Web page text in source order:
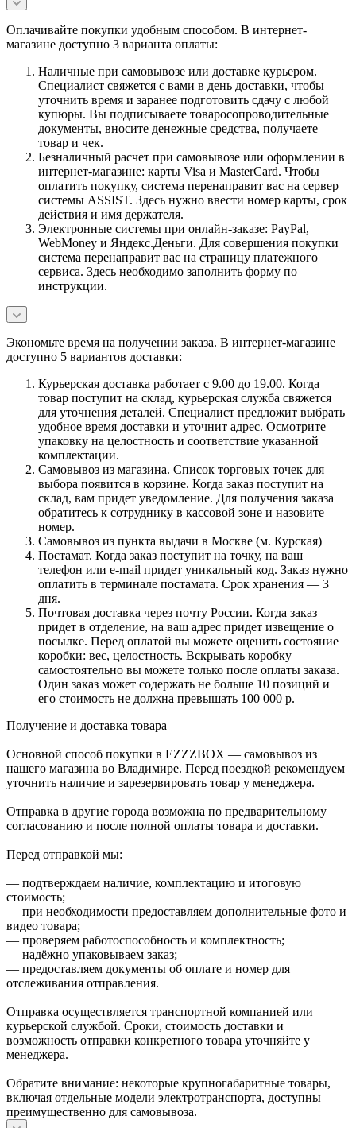
Оплачивайте покупки удобным способом. В интернет-
магазине доступно 3 варианта оплаты:
Наличные при самовывозе или доставке курьером.
Специалист свяжется с вами в день доставки, чтобы
уточнить время и заранее подготовить сдачу с любой
купюры. Вы подписываете товаросопроводительные
документы, вносите денежные средства, получаете
товар и чек.
Безналичный расчет при самовывозе или оформлении в
интернет-магазине: карты Visa и MasterCard. Чтобы
оплатить покупку, система перенаправит вас на сервер
системы ASSIST. Здесь нужно ввести номер карты, срок
действия и имя держателя.
Электронные системы при онлайн-заказе: PayPal,
WebMoney и Яндекс.Деньги. Для совершения покупки
система перенаправит вас на страницу платежного
сервиса. Здесь необходимо заполнить форму по
инструкции.
Экономьте время на получении заказа. В интернет-магазине
доступно 5 вариантов доставки:
Курьерская доставка работает с 9.00 до 19.00. Когда
товар поступит на склад, курьерская служба свяжется
для уточнения деталей. Специалист предложит выбрать
удобное время доставки и уточнит адрес. Осмотрите
упаковку на целостность и соответствие указанной
комплектации.
Самовывоз из магазина. Список торговых точек для
выбора появится в корзине. Когда заказ поступит на
склад, вам придет уведомление. Для получения заказа
обратитесь к сотруднику в кассовой зоне и назовите
номер.
Самовывоз из пункта выдачи в Москве (м. Курская)
Постамат. Когда заказ поступит на точку, на ваш
телефон или e-mail придет уникальный код. Заказ нужно
оплатить в терминале постамата. Срок хранения — 3
дня.
Почтовая доставка через почту России. Когда заказ
придет в отделение, на ваш адрес придет извещение о
посылке. Перед оплатой вы можете оценить состояние
коробки: вес, целостность. Вскрывать коробку
самостоятельно вы можете только после оплаты заказа.
Один заказ может содержать не больше 10 позиций и
его стоимость не должна превышать 100 000 р.
Получение и доставка товара
Основной способ покупки в EZZZBOX — самовывоз из
нашего магазина во Владимире. Перед поездкой рекомендуем
уточнить наличие и зарезервировать товар у менеджера.
Отправка в другие города возможна по предварительному
согласованию и после полной оплаты товара и доставки.
Перед отправкой мы:
— подтверждаем наличие, комплектацию и итоговую
стоимость;
— при необходимости предоставляем дополнительные фото и
видео товара;
— проверяем работоспособность и комплектность;
— надёжно упаковываем заказ;
— предоставляем документы об оплате и номер для
отслеживания отправления.
Отправка осуществляется транспортной компанией или
курьерской службой. Сроки, стоимость доставки и
возможность отправки конкретного товара уточняйте у
менеджера.
Обратите внимание: некоторые крупногабаритные товары,
включая отдельные модели электротранспорта, доступны
преимущественно для самовывоза.